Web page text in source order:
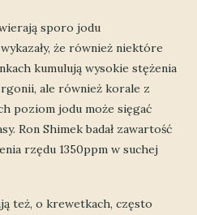
sporo jodu
że również niektóre
kumulują wysokie stężenia
ale również korale z
poziom jodu może sięgać
Ron Shimek badał zawartość
rzędu 1350ppm w suchej
też, o krewetkach, często